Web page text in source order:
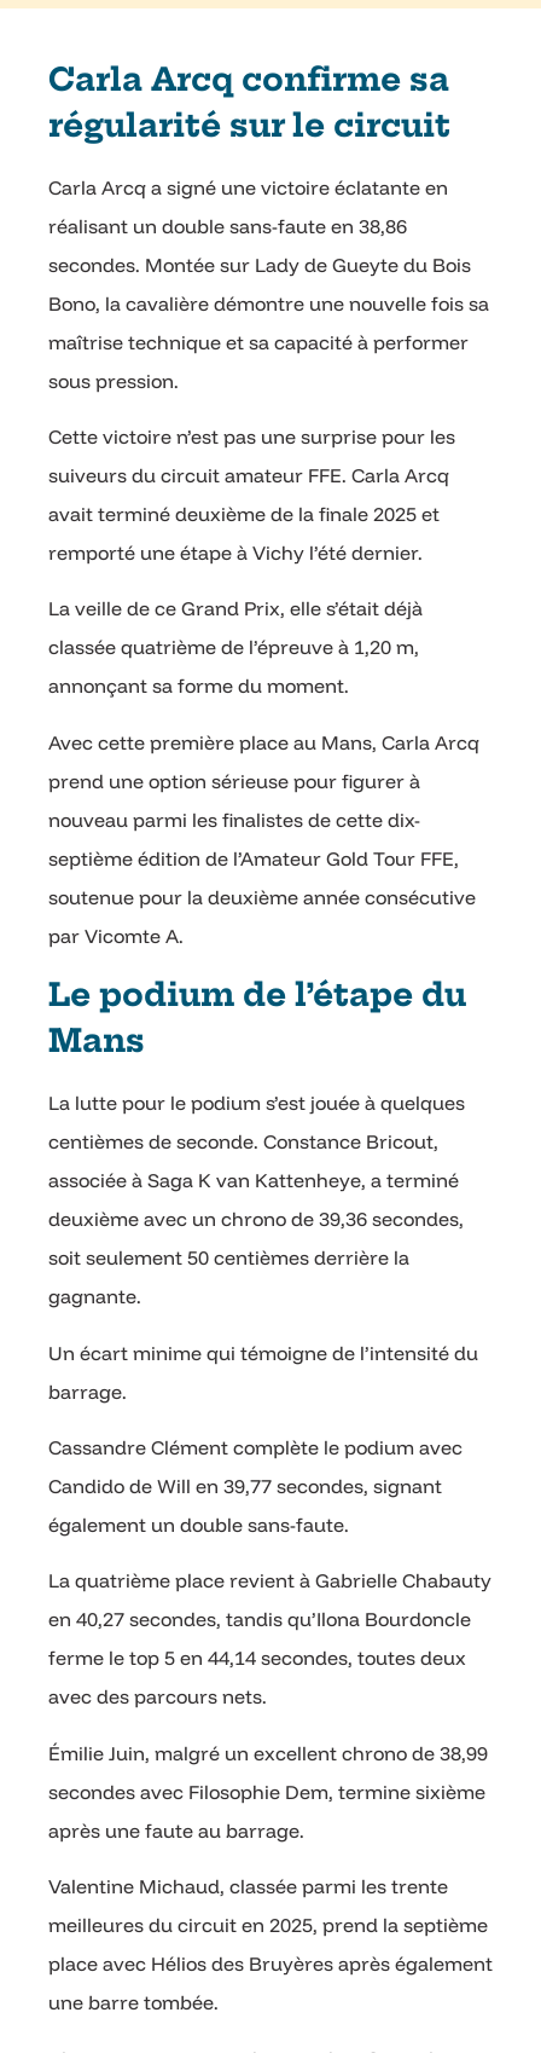
Carla Arcq confirme sa
régularité sur le circuit
Carla Arcq a signé une victoire éclatante en
réalisant un double sans-faute en 38,86
secondes. Montée sur Lady de Gueyte du Bois
Bono, la cavalière démontre une nouvelle fois sa
maîtrise technique et sa capacité à performer
sous pression.
Cette victoire n’est pas une surprise pour les
suiveurs du circuit amateur FFE. Carla Arcq
avait terminé deuxième de la finale 2025 et
remporté une étape à Vichy l’été dernier.
La veille de ce Grand Prix, elle s’était déjà
classée quatrième de l’épreuve à 1,20 m,
annonçant sa forme du moment.
Avec cette première place au Mans, Carla Arcq
prend une option sérieuse pour figurer à
nouveau parmi les finalistes de cette dix-
septième édition de l’Amateur Gold Tour FFE,
soutenue pour la deuxième année consécutive
par Vicomte A.
Le podium de l’étape du
Mans
La lutte pour le podium s’est jouée à quelques
centièmes de seconde. Constance Bricout,
associée à Saga K van Kattenheye, a terminé
deuxième avec un chrono de 39,36 secondes,
soit seulement 50 centièmes derrière la
gagnante.
Un écart minime qui témoigne de l’intensité du
barrage.
Cassandre Clément complète le podium avec
Candido de Will en 39,77 secondes, signant
également un double sans-faute.
La quatrième place revient à Gabrielle Chabauty
en 40,27 secondes, tandis qu’Ilona Bourdoncle
ferme le top 5 en 44,14 secondes, toutes deux
avec des parcours nets.
Émilie Juin, malgré un excellent chrono de 38,99
secondes avec Filosophie Dem, termine sixième
après une faute au barrage.
Valentine Michaud, classée parmi les trente
meilleures du circuit en 2025, prend la septième
place avec Hélios des Bruyères après également
une barre tombée.